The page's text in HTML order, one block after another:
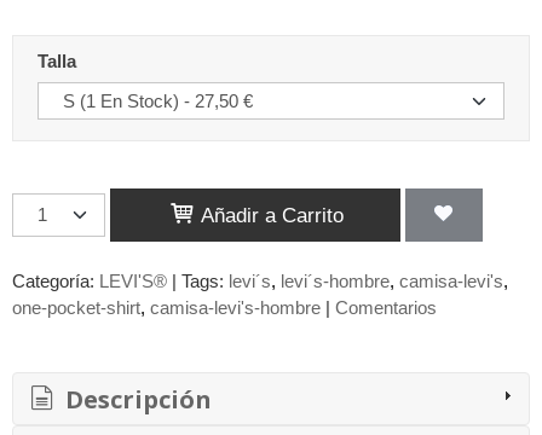
Talla
Añadir a Carrito
Categoría: LEVI'S® | Tags: levi´s levi´s-hombre camisa-levi's
one-pocket-shirt camisa-levi's-hombre | Comentarios
Descripción